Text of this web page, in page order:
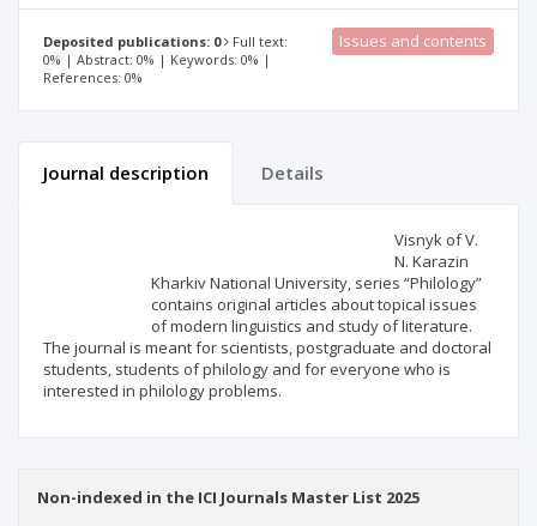
Deposited publications: 0
Full text:
0% | Abstract: 0% | Keywords: 0% |
References: 0%
Issues and contents
Journal description Details
Visnyk of V.
N. Karazin
Kharkiv National University, series “Philology”
contains original articles about topical issues
of modern linguistics and study of literature.
The journal is meant for scientists, postgraduate and doctoral
students, students of philology and for everyone who is
interested in philology problems.
Non-indexed in the ICI Journals Master List 2025